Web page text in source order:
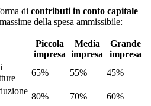
di contributi in conto capitale
della spesa ammissibile:
Piccola
impresa
Media
impresa
Grande
impresa
65% 55%
45%
80% 70% 60%